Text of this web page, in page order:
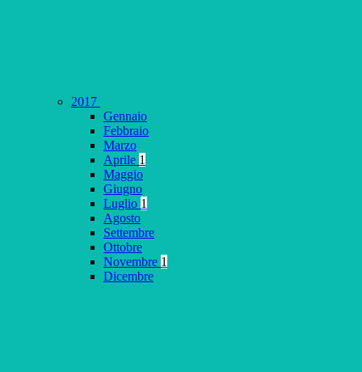
2017
Gennaio
Febbraio
Marzo
Aprile 1
Maggio
Giugno
Luglio 1
Agosto
Settembre
Ottobre
Novembre 1
Dicembre